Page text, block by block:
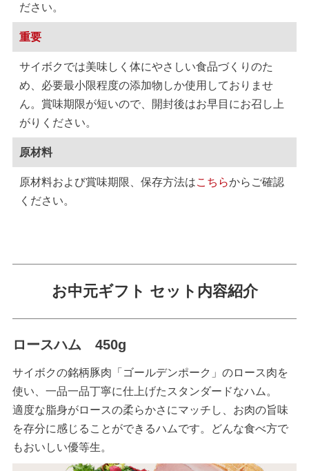
ださい。
重要
サイボクでは美味しく体にやさしい食品づくりのた
め、必要最小限程度の添加物しか使用しておりませ
ん。賞味期限が短いので、開封後はお早目にお召し上
がりください。
原材料
原材料および賞味期限、保存方法はこちらからご確認
ください。
お中元ギフト セット内容紹介
ロースハム 450g
サイボクの銘柄豚肉「ゴールデンポーク」のロース肉を
使い、一品一品丁寧に仕上げたスタンダードなハム。
適度な脂身がロースの柔らかさにマッチし、お肉の旨味
を存分に感じることができるハムです。どんな食べ方で
もおいしい優等生。